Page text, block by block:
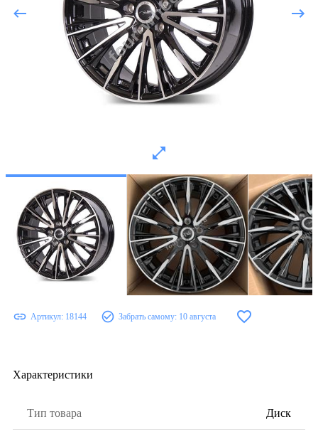
Артикул: 18144 Забрать самому: 10 августа
Характеристики
Тип товара Диск